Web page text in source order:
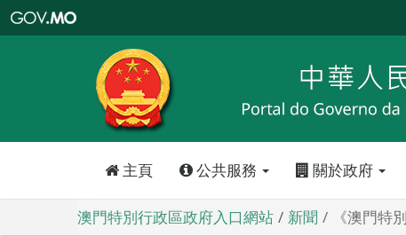
特
政
區
政
口
主頁 公共服務 關於政府
澳門特別行政區政府入口網站 新聞 《澳門特